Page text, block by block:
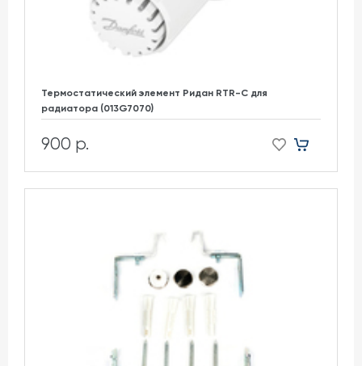
Термостатический элемент Ридан RTR-C для
радиатора (013G7070)
900 р.